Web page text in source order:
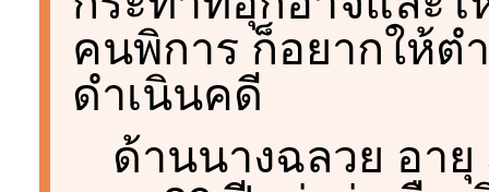
คนพิการ ก็อยากให้ต
ดำเนินคดี
ด้านนางฉลวย อา